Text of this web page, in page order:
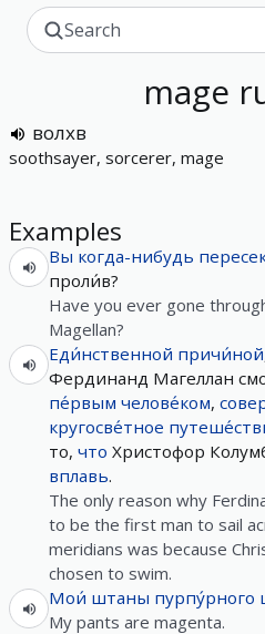
mage
волхв
soothsayer, sorcerer, mage
Examples
Вы когда-нибудь
проли́в?
Have you ever gone
Magellan?
Еди́нственной причи́ной
Фердинанд Магеллан
пе́рвым челове́ком,
кругосве́тное
то, что Христофор
вплавь.
The only reason why
to be the first man to sail
meridians was because
chosen to swim.
Мои́ штаны пурпу́рного
My pants are magenta.